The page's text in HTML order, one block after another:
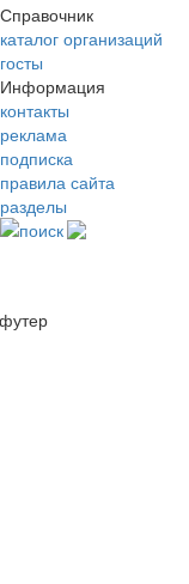
Справочник
каталог организаций
госты
Информация
контакты
реклама
подписка
правила сайта
разделы
поиск
футер